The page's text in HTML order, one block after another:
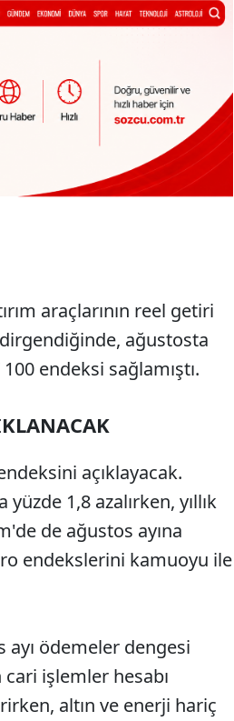
araçlarının reel getiri
ağustosta
endeksi sağlamıştı.
açıklayacak.
1,8 azalırken, yıllık
de ağustos ayına
endekslerini kamuoyu ile
ayı ödemeler dengesi
işlemler hesabı
altın ve enerji hariç